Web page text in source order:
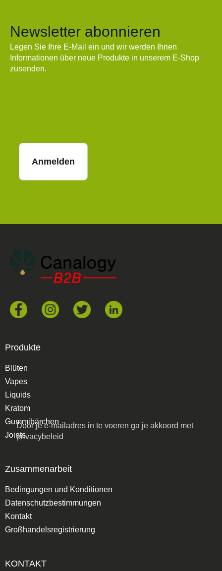
Newsletter abonnieren
Legen Sie Ihre E-Mail ein und wir werden Ihnen
Informationen über neue Produkte in unserem E-Shop
zusenden.
Door je e-mailadres in te voeren ga je akkoord met
privacybeleid
Anmelden
Produkte
Blüten
Vapes
Liquids
Kratom
Gummibärchen
Joints
Zusammenarbeit
Bedingungen und Konditionen
Datenschutzbestimmungen
Kontakt
Großhandelsregistrierung
KONTAKT